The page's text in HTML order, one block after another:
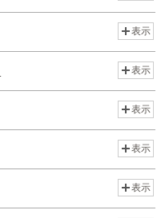
表示
表示
表示
表示
表示